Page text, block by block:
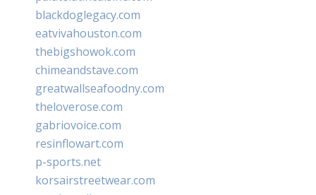
blackdoglegacy.com
eatvivahouston.com
thebigshowok.com
chimeandstave.com
greatwallseafoodny.com
theloverose.com
gabriovoice.com
resinflowart.com
p-sports.net
korsairstreetwear.com